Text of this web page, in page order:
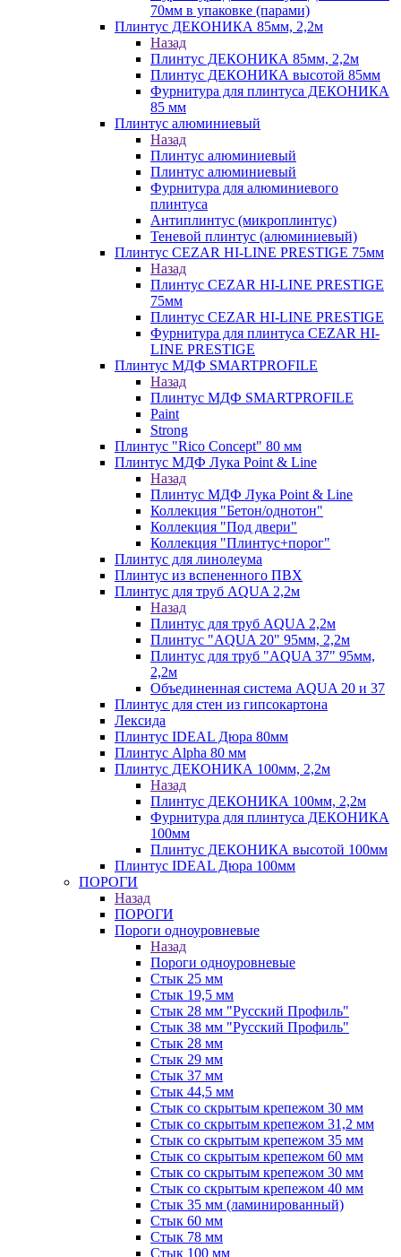
70мм в упаковке (парами)
Плинтус ДЕКОНИКА 85мм, 2,2м
Назад
Плинтус ДЕКОНИКА 85мм, 2,2м
Плинтус ДЕКОНИКА высотой 85мм
Фурнитура для плинтуса ДЕКОНИКА
85 мм
Плинтус алюминиевый
Назад
Плинтус алюминиевый
Плинтус алюминиевый
Фурнитура для алюминиевого
плинтуса
Антиплинтус (микроплинтус)
Теневой плинтус (алюминиевый)
Плинтус CEZAR HI-LINE PRESTIGE 75мм
Назад
Плинтус CEZAR HI-LINE PRESTIGE
75мм
Плинтус CEZAR HI-LINE PRESTIGE
Фурнитура для плинтуса CEZAR HI-
LINE PRESTIGE
Плинтус МДФ SMARTPROFILE
Назад
Плинтус МДФ SMARTPROFILE
Paint
Strong
Плинтус "Rico Concept" 80 мм
Плинтус МДФ Лука Point & Line
Назад
Плинтус МДФ Лука Point & Line
Коллекция "Бетон/однотон"
Коллекция "Под двери"
Коллекция "Плинтус+порог"
Плинтус для линолеума
Плинтус из вспененного ПВХ
Плинтус для труб AQUA 2,2м
Назад
Плинтус для труб AQUA 2,2м
Плинтус "AQUA 20" 95мм, 2,2м
Плинтус для труб "AQUA 37" 95мм,
2,2м
Объединенная система AQUA 20 и 37
Плинтус для стен из гипсокартона
Лексида
Плинтус IDEAL Дюра 80мм
Плинтус Alpha 80 мм
Плинтус ДЕКОНИКА 100мм, 2,2м
Назад
Плинтус ДЕКОНИКА 100мм, 2,2м
Фурнитура для плинтуса ДЕКОНИКА
100мм
Плинтус ДЕКОНИКА высотой 100мм
Плинтус IDEAL Дюра 100мм
ПОРОГИ
Назад
ПОРОГИ
Пороги одноуровневые
Назад
Пороги одноуровневые
Стык 25 мм
Стык 19,5 мм
Стык 28 мм "Русский Профиль"
Стык 38 мм "Русский Профиль"
Стык 28 мм
Стык 29 мм
Стык 37 мм
Стык 44,5 мм
Стык со скрытым крепежом 30 мм
Стык со скрытым крепежом 31,2 мм
Стык со скрытым крепежом 35 мм
Стык со скрытым крепежом 60 мм
Стык со скрытым крепежом 30 мм
Стык со скрытым крепежом 40 мм
Стык 35 мм (ламинированный)
Стык 60 мм
Стык 78 мм
Стык 100 мм